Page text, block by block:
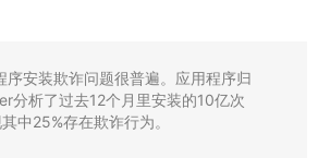
序安装欺诈问题很普遍。应用程序归
分析了过去12个月里安装的10亿次
中25%存在欺诈行为。